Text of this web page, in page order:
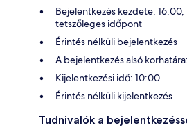
Bejelentkezés kezdete:
tetszőleges időpont
Érintés nélküli bejelentkezés
A bejelentkezés alsó
Kijelentkezési idő: 10:00
Érintés nélküli kijelentkezés
Tudnivalók a